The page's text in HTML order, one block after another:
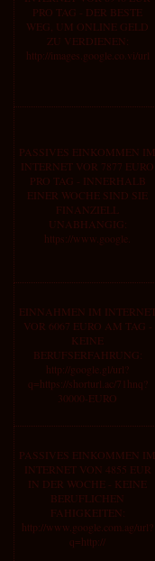
PRO TAG - DER BESTE
WEG, UM ONLINE GELD
ZU VERDIENEN:
http://images.google.co.vi/url
PASSIVES EINKOMMEN IM
INTERNET VOR 7877 EURO
PRO TAG - INNERHALB
EINER WOCHE SIND SIE
FINANZIELL
UNABHANGIG:
https://www.google.
EINNAHMEN IM
VOR 6067 EURO AM TAG -
KEINE
BERUFSERFAHRUNG:
http://google.gl/url?
q=https://shorturl.ac/71hnq?
30000-EURO
PASSIVES EINKOMMEN IM
INTERNET VON 4855 EUR
IN DER WOCHE - KEINE
BERUFLICHEN
FAHIGKEITEN:
http://www.google.com.ag/url?
q=http://